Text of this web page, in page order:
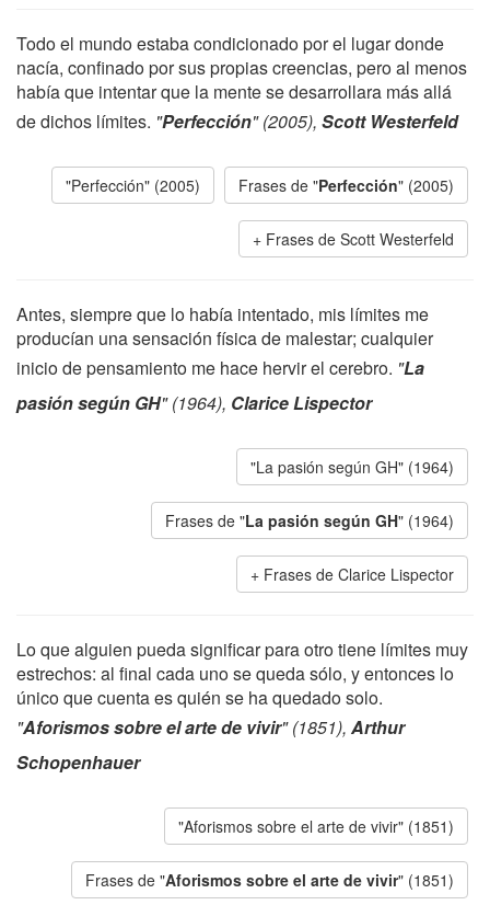
Todo el mundo estaba condicionado por el lugar donde
nacía, confinado por sus propias creencias, pero al menos
había que intentar que la mente se desarrollara más allá
de dichos límites. "Perfección" (2005), Scott Westerfeld
"Perfección" (2005) Frases de "Perfección" (2005)
Frases de Scott Westerfeld
Antes, siempre que lo había intentado, mis límites me
producían una sensación física de malestar; cualquier
inicio de pensamiento me hace hervir el cerebro. "La
pasión según GH" (1964), Clarice Lispector
"La pasión según GH" (1964)
Frases de "La pasión según GH" (1964)
Frases de Clarice Lispector
Lo que alguien pueda significar para otro tiene límites muy
estrechos: al final cada uno se queda sólo, y entonces lo
único que cuenta es quién se ha quedado solo.
"Aforismos sobre el arte de vivir" (1851), Arthur
Schopenhauer
"Aforismos sobre el arte de vivir" (1851)
Frases de "Aforismos sobre el arte de vivir" (1851)